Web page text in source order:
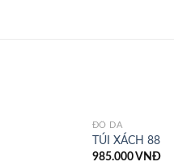
ĐỒ DA
TÚI XÁCH 88
985.000VNĐ